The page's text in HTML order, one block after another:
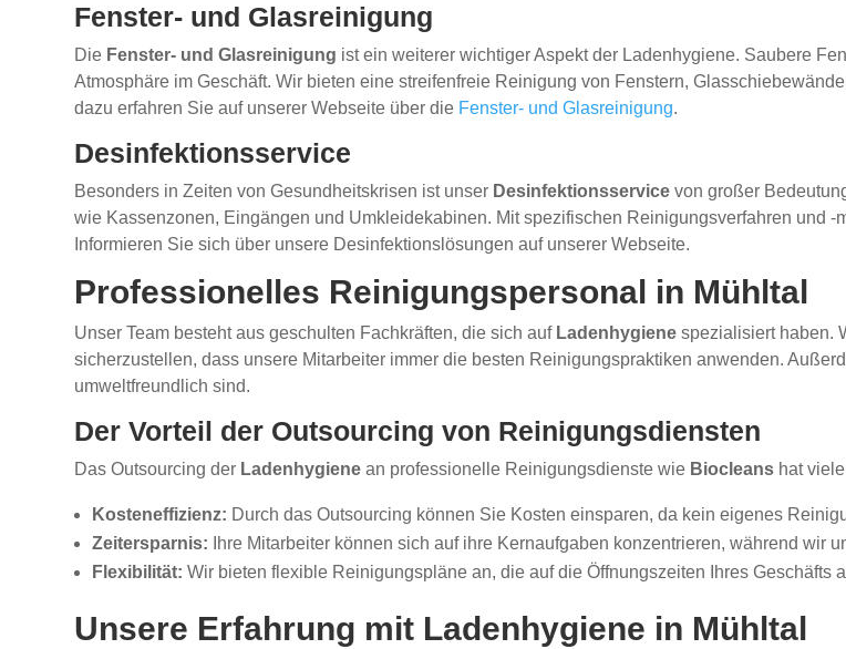
Fenster- und Glasreinigung
Die Fenster- und Glasreinigung ist ein weiterer wichtiger Aspekt der Ladenhygiene. Saubere
Atmosphäre im Geschäft. Wir bieten eine streifenfreie Reinigung von Fenstern,
dazu erfahren Sie auf unserer Webseite über die Fenster- und Glasreinigung.
Desinfektionsservice
Besonders in Zeiten von Gesundheitskrisen ist unser Desinfektionsservice von großer
wie Kassenzonen, Eingängen und Umkleidekabinen. Mit spezifischen Reinigungsverfahren und
Informieren Sie sich über unsere Desinfektionslösungen auf unserer Webseite.
Professionelles Reinigungspersonal in Mühltal
Unser Team besteht aus geschulten Fachkräften, die sich auf Ladenhygiene spezialisiert haben.
sicherzustellen, dass unsere Mitarbeiter immer die besten Reinigungspraktiken anwenden.
umweltfreundlich sind.
Der Vorteil der Outsourcing von Reinigungsdiensten
Das Outsourcing der Ladenhygiene an professionelle Reinigungsdienste wie Biocleans hat
Kosteneffizienz: Durch das Outsourcing können Sie Kosten einsparen, da kein eigenes
Zeitersparnis: Ihre Mitarbeiter können sich auf ihre Kernaufgaben konzentrieren, während wir
Flexibilität: Wir bieten flexible Reinigungspläne an, die auf die Öffnungszeiten Ihres Geschäfts
Unsere Erfahrung mit Ladenhygiene in Mühltal